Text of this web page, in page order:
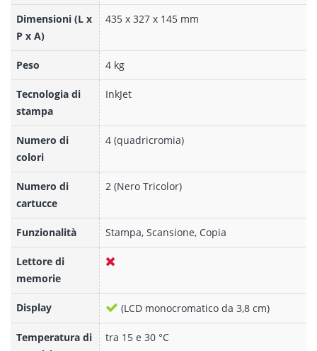
Dimensioni (L x
P x A)
435 x 327 x 145 mm
Peso 4 kg
Tecnologia di
stampa
InkJet
Numero di
colori
4 (quadricromia)
Numero di
cartucce
2 (Nero Tricolor)
Funzionalità Stampa, Scansione, Copia
Lettore di
memorie
Display (LCD monocromatico da 3,8 cm)
Temperatura di
tra 15 e 30 °C